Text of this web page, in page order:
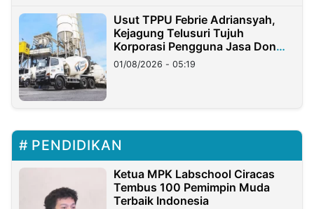
Usut TPPU Febrie Adriansyah,
Kejagung Telusuri Tujuh
Korporasi Pengguna Jasa Don
Ritto
01/08/2026 - 05:19
PENDIDIKAN
Ketua MPK Labschool Ciracas
Tembus 100 Pemimpin Muda
Terbaik Indonesia